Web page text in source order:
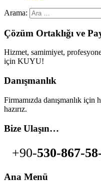
Arama:
Çözüm Ortaklığı ve
Hizmet, samimiyet,
için KUYU!
Danışmanlık
Firmamızda danışmanlık için
hazırız.
Bize Ulaşın…
+90-530-867-
Ana Menü